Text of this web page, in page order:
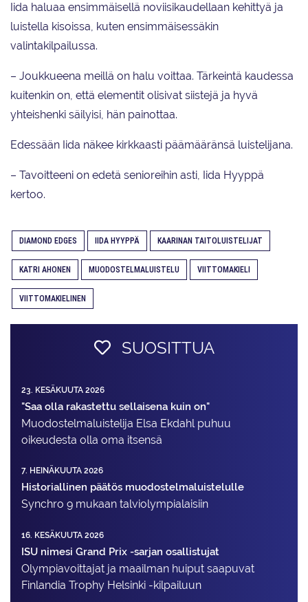
Iida haluaa ensimmäisellä noviisikaudellaan kehittyä ja
luistella kisoissa, kuten ensimmäisessäkin
valintakilpailussa.
– Joukkueena meillä on halu voittaa. Tärkeintä kaudessa
kuitenkin on, että elementit olisivat siistejä ja hyvä
yhteishenki säilyisi, hän painottaa.
Edessään Iida näkee kirkkaasti päämääränsä luistelijana.
– Tavoitteeni on edetä senioreihin asti, Iida Hyyppä
kertoo.
DIAMOND EDGES IIDA HYYPPÄ KAARINAN TAITOLUISTELIJAT
KATRI AHONEN MUODOSTELMALUISTELU VIITTOMAKIELI
VIITTOMAKIELINEN
SUOSITTUA
23. KESÄKUUTA 2026
"Saa olla rakastettu sellaisena kuin on"
Muodostelma­luistelija Elsa Ekdahl puhuu
oikeudesta olla oma itsensä
7. HEINÄKUUTA 2026
Historiallinen päätös muodostelmaluistelulle
Synchro 9 mukaan talviolympialaisiin
16. KESÄKUUTA 2026
ISU nimesi Grand Prix -sarjan osallistujat
Olympiavoittajat ja maailman huiput saapuvat
Finlandia Trophy Helsinki -kilpailuun